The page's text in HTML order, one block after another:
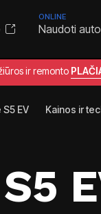
Naudoti
ONLINE
ir remonto
S5 EV Kainos ir